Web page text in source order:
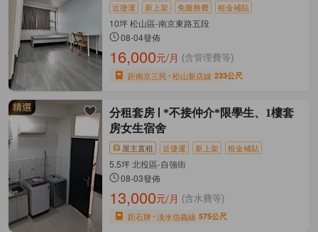
近捷運 新上架 免服務費 租金補貼
10坪 松山區-南京東路五段
08-04發佈
16,000元/月 (含管理費等)
距南京三民 松山新店線 233公尺
分租套房
*不接仲介*限學生、1樓套
房女生宿舍
屋主直租 近捷運 新上架 租金補貼
5.5坪 北投區-自強街
08-03發佈
13,000元/月 (含水費等)
距石牌 淡水信義線 575公尺